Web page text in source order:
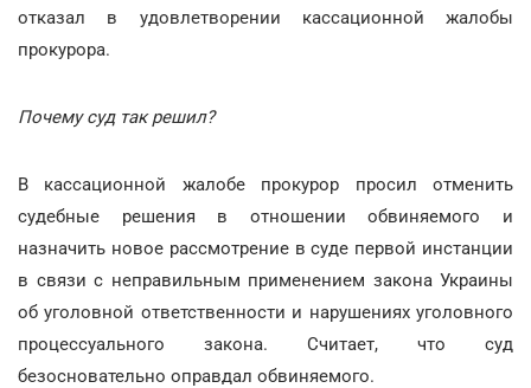
отказал в удовлетворении кассационной жалобы
прокурора.
Почему суд так решил?
В кассационной жалобе прокурор просил отменить
судебные решения в отношении обвиняемого и
назначить новое рассмотрение в суде первой инстанции
в связи с неправильным применением закона Украины
об уголовной ответственности и нарушениях уголовного
процессуального закона. Считает, что суд
безосновательно оправдал обвиняемого.